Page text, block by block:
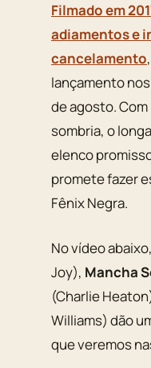
Filmado em
adiamentos e
cancelamento
lançamento
de agosto.
sombria, o
elenco
promete fazer
Fênix Negra.
No vídeo abaixo,
Joy), Mancha
(Charlie
Williams) dão
que veremos